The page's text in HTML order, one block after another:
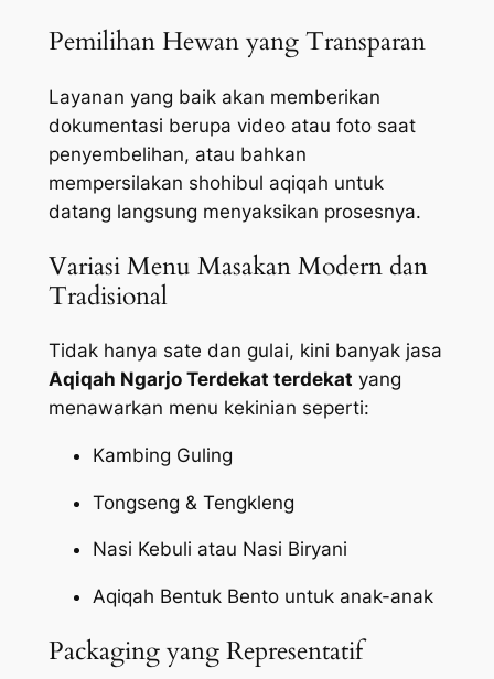
Pemilihan Hewan yang Transparan
Layanan yang baik akan memberikan
dokumentasi berupa video atau foto saat
penyembelihan, atau bahkan
mempersilakan shohibul aqiqah untuk
datang langsung menyaksikan prosesnya.
Variasi Menu Masakan Modern dan
Tradisional
Tidak hanya sate dan gulai, kini banyak jasa
Aqiqah Ngarjo Terdekat terdekat yang
menawarkan menu kekinian seperti:
Kambing Guling
Tongseng & Tengkleng
Nasi Kebuli atau Nasi Biryani
Aqiqah Bentuk Bento untuk anak-anak
Packaging yang Representatif